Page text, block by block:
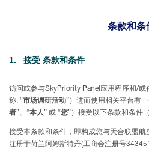
条款和条
1. 接受 条款和条件
访问或参与SkyPriority Panel应用程序和/或
称: “市场调研活动”）进而使用相关平台有
者”、“本人” 或 “您”）接受以下条款和条件
接受本条款和条件，即构成您与天合联盟航
注册于荷兰阿姆斯特丹(工商会注册号